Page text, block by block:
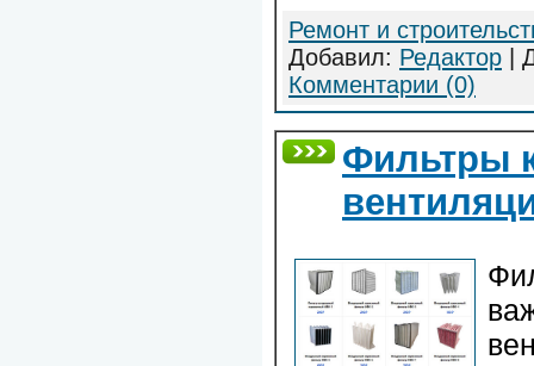
Ремонт и
Добавил: Редактор |
Комментарии (0)
Фильтры